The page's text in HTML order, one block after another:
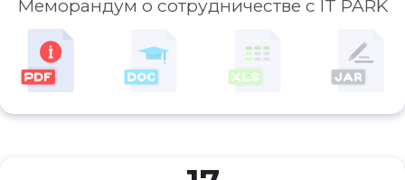
Меморандум о сотрудничестве с IT PARK